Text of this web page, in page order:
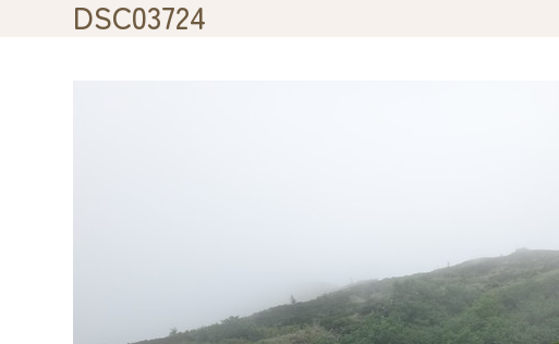
DSC03724